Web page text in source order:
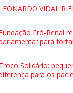
LEONARDO VIDAL
Fundação Pró-Renal
para
Troco Solidário:
para os